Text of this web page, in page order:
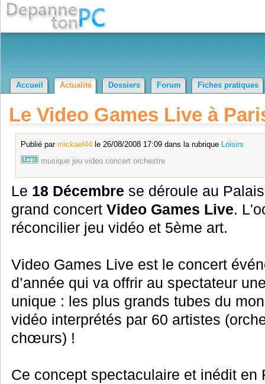
Accueil Actualité Dossiers Forum Fiches pratiques
Le Video Games Live à
Publié par mickael44le 26/08/2008 17:09 dans la rubrique Loisirs
musique jeu video concert orchestre
Le 18 Décembre se déroule au
grand concert Video Games Live.
réconcilier jeu vidéo et 5ème art.
Video Games Live est le concert
d’année qui va offrir au spectateur
unique : les plus grands tubes du
vidéo interprétés par 60 artistes
chœurs) !
Ce concept spectaculaire et inédit en